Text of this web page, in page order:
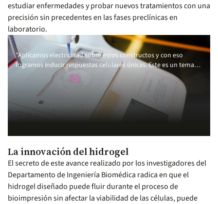
estudiar enfermedades y probar nuevos tratamientos con una
precisión sin precedentes en las fases preclínicas en
laboratorio.
"Aplicamos electricidad sobre estos constructos y con eso
logramos inducir respuestas celulares únicas. Este es un tema
que se convierte en ícono, pues no muchos grupos de
investigación en el mundo lo trabajan", explica Cruz.
La innovación del hidrogel
El secreto de este avance realizado por los investigadores del
Departamento de Ingeniería Biomédica radica en que el
hidrogel diseñado puede fluir durante el proceso de
bioimpresión sin afectar la viabilidad de las células, puede